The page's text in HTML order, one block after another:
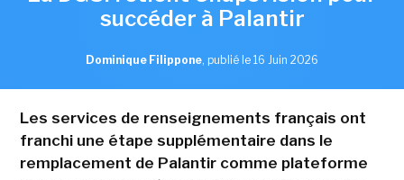
succéder à Palantir
Dominique Filippone, publié le 16 Juin 2026
Les services de renseignements français ont
franchi une étape supplémentaire dans le
remplacement de Palantir comme plateforme